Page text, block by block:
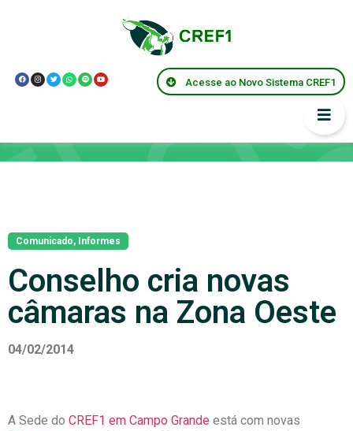
Acesse ao Novo Sistema CREF1
Comunicado, Informes
Conselho cria novas
câmaras na Zona Oeste
04/02/2014
A Sede do CREF1 em Campo Grande está com novas